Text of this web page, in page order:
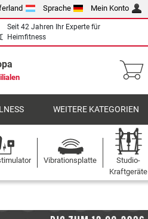
Sprache Mein Konto
Seit 42 Jahren Ihr Experte für
Heimfitness
WEITERE KATEGORIEN
Vibrationsplatte
Studio-
Kraftgeräte